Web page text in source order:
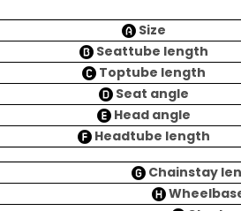
Size
Seattube length
Toptube length
Seat angle
Head angle
Headtube length
Chainstay